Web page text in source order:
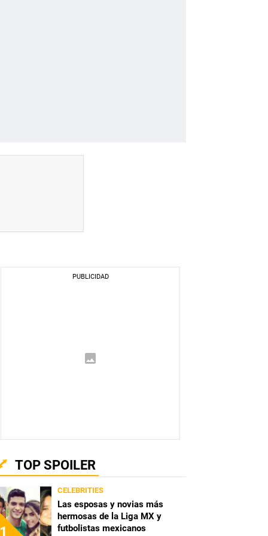
TOP SPOILER
1
CELEBRITIES
Las esposas y novias más
hermosas de la Liga MX y
futbolistas mexicanos